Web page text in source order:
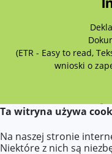
(ETR - Easy to read,
wnioski o
Ta witryna używa
Na naszej stronie
Niektóre z nich są